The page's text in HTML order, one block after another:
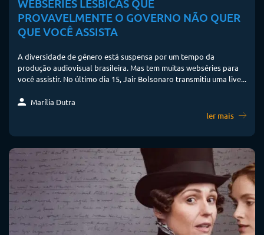
WEBSÉRIES LÉSBICAS QUE
PROVAVELMENTE O GOVERNO NÃO QUER
QUE VOCÊ ASSISTA
A diversidade de gênero está suspensa por um tempo da
produção audiovisual brasileira. Mas tem muitas webséries para
você assistir. No último dia 15, Jair Bolsonaro transmitiu uma live...
Marília Dutra
ler mais